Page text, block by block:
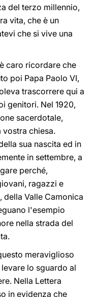
del terzo millennio,
vita, che è un
che si vive una
caro ricordare che
poi Papa Paolo VI,
trascorrere qui a
genitori. Nel 1920,
sacerdotale,
vostra chiesa.
sua nascita ed in
in settembre, a
perché,
ragazzi e
Valle Camonica
l'esempio
nella strada del
meraviglioso
lo sguardo al
Nella Lettera
in evidenza che